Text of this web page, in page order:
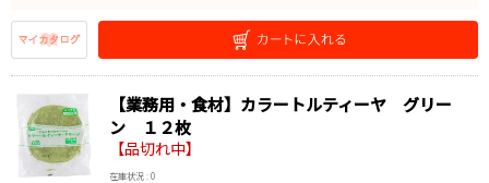
【業務用・食材】カラートルティーヤ グリー
ン １２枚
【品切れ中】
在庫状況 : 0